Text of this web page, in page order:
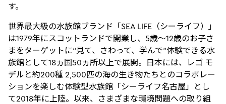
す。
世界最大級の水族館ブランド「SEA LIFE（シーライフ）」
は1979年にスコットランドで開業し、5歳～12歳のお子さ
まをターゲットに“見て、さわって、学んで”体験できる水
族館として18ヵ国50ヵ所以上で展開。日本には、レゴ モ
デルと約200種 2,500匹の海の生き物たちとのコラボレー
ションを楽しむ体験型水族館「シーライフ名古屋」とし
て2018年に上陸。以来、さまざまな環境問題への取り組